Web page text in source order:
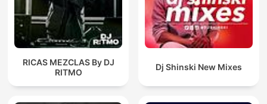
RICAS MEZCLAS By DJ
RITMO
Dj Shinski New Mixes